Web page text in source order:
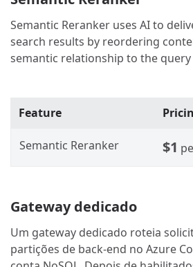
Semantic Reranker uses AI to
search results by reordering
semantic relationship to the
Feature
Semantic Reranker $1
Gateway dedicado
Um gateway dedicado roteia
partições de back-end no Azure